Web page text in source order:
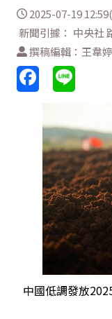
2025-07-19
新聞引據： 中央社
撰稿編輯：王韋婷
中國低調發放